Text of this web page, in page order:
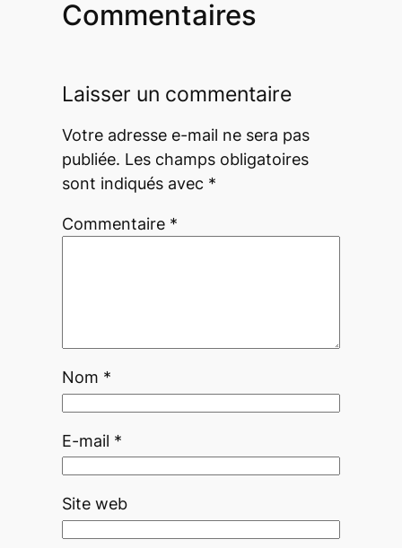
Commentaires
Laisser un commentaire
Votre adresse e-mail ne sera pas
publiée. Les champs obligatoires
sont indiqués avec *
Commentaire *
Nom *
E-mail *
Site web